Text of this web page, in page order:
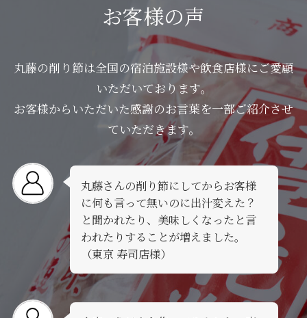
お客様の声
丸藤の削り節は全国の宿泊施設様や飲食店様にご愛顧
いただいております。
お客様からいただいた感謝のお言葉を一部ご紹介させ
ていただきます。
丸藤さんの削り節にしてからお客様
に何も言って無いのに出汁変えた？
と聞かれたり、美味しくなったと言
われたりすることが増えました。
（東京 寿司店様）